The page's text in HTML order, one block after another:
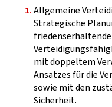
Allgemeine
Strategische
mit doppeltem
Ansatzes für die
sowie mit den
Sicherheit.